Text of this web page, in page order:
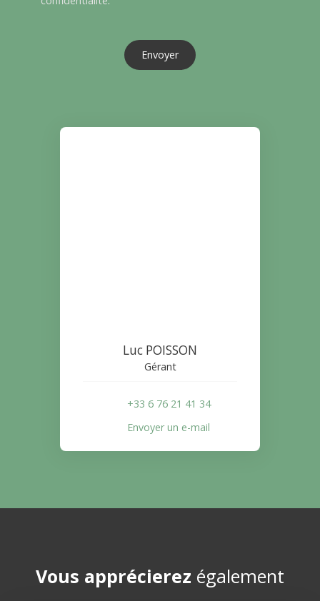
Envoyer
Luc POISSON
Gérant
+33 6 76 21 41 34
Envoyer un e-mail
Vous apprécierez également